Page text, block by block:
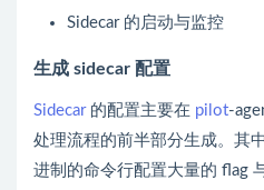
Sidecar的启动与监控
生成 sidecar 配置
Sidecar的配置主要在 pilot-
处理流程的前半部分生成。其
进制的命令行配置大量的 flag